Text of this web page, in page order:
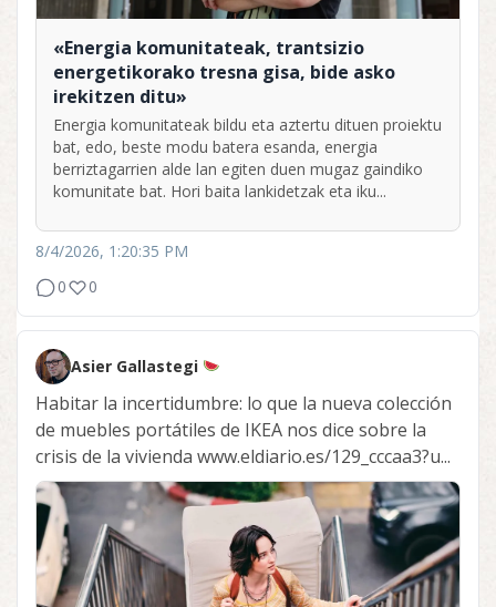
«Energia komunitateak, trantsizio
energetikorako tresna gisa, bide asko
irekitzen ditu»
Energia komunitateak bildu eta aztertu dituen proiektu
bat, edo, beste modu batera esanda, energia
berriztagarrien alde lan egiten duen mugaz gaindiko
komunitate bat. Hori baita lankidetzak eta iku...
8/4/2026, 1:20:35 PM
0
0
Asier Gallastegi
Habitar la incertidumbre: lo que la nueva colección
de muebles portátiles de IKEA nos dice sobre la
crisis de la vivienda www.eldiario.es/129_cccaa3?u...